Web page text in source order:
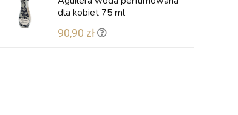
dla kobiet 75 ml
90,90 zł